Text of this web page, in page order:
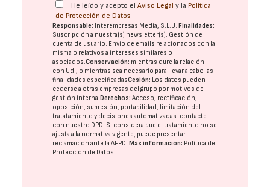
He leído y acepto elAviso Legal y la Política
de Protección de Datos
Responsable: Interempresas Media, S.L.U.Finalidades:
Suscripción a nuestra(s) newsletter(s). Gestión de
cuenta de usuario. Envío de emails relacionados con la
misma o relativos a intereses similares o
asociados.Conservación: mientras dure la relación
con Ud., o mientras sea necesario para llevar a cabo las
finalidades especificadasCesión: Los datos pueden
cederse a otras empresas del grupo por motivos de
gestión interna.Derechos: Acceso, rectificación,
oposición, supresión, portabilidad, limitación del
tratatamiento y decisiones automatizadas: contacte
con nuestro DPD . Si considera que el tratamiento no se
ajusta a la normativa vigente, puede presentar
reclamación ante laAEPD .Más información: Política de
Protección de Datos